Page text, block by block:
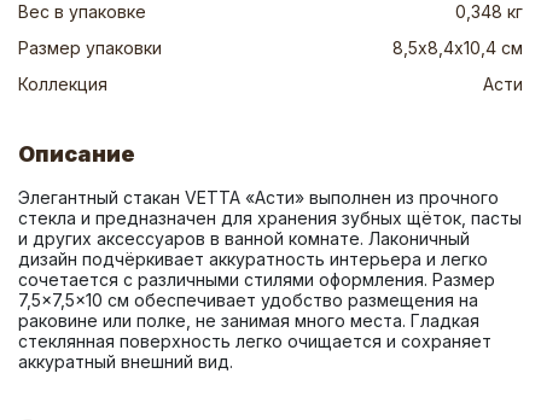
Вес в упаковке
0,348 кг
Размер упаковки
8,5х8,4х10,4 см
Коллекция
Асти
Описание
Элегантный стакан VETTA «Асти» выполнен из прочного
стекла и предназначен для хранения зубных щёток, пасты
и других аксессуаров в ванной комнате. Лаконичный
дизайн подчёркивает аккуратность интерьера и легко
сочетается с различными стилями оформления. Размер
7,5×7,5×10 см обеспечивает удобство размещения на
раковине или полке, не занимая много места. Гладкая
стеклянная поверхность легко очищается и сохраняет
аккуратный внешний вид.